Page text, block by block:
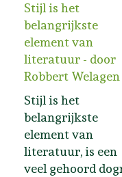
Stijl is het
belangrijkste
element van
literatuur - door
Robbert Welagen
Stijl is het
belangrijkste
element van
literatuur, is een
veel gehoord